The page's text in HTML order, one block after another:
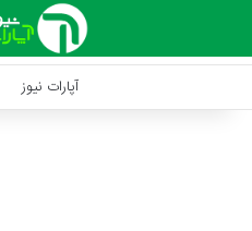
آپارات نیوز